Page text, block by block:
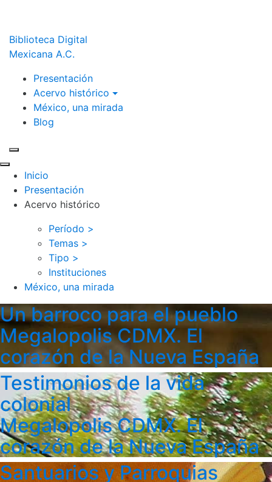
Biblioteca Digital
Mexicana A.C.
Presentación
Acervo histórico
México, una mirada
Blog
Inicio
Presentación
Acervo histórico
Período >
Temas >
Tipo >
Instituciones
México, una mirada
Un barroco para el pueblo
Megalopolis CDMX. El
corazón de la Nueva España
Testimonios de la vida
colonial
Megalopolis CDMX. El
corazón de la Nueva España
Santuarios y Parroquias